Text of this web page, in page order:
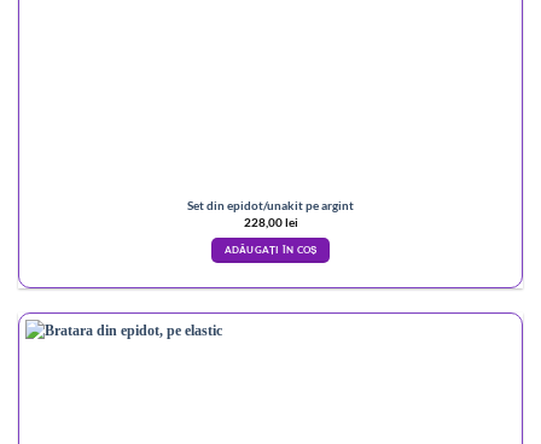
Set din epidot/unakit pe argint
228,00lei
ADĂUGAȚI ÎN COȘ